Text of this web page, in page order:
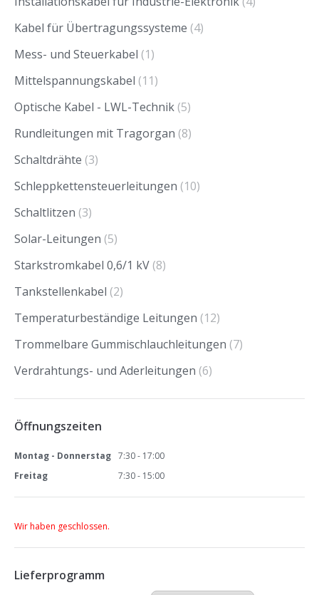
Kabel für Übertragungssysteme (4)
Mess- und Steuerkabel (1)
Mittelspannungskabel (11)
Optische Kabel - LWL-Technik (5)
Rundleitungen mit Tragorgan (8)
Schaltdrähte (3)
Schleppkettensteuerleitungen (10)
Schaltlitzen (3)
Solar-Leitungen (5)
Starkstromkabel 0,6/1 kV (8)
Tankstellenkabel (2)
Temperaturbeständige Leitungen (12)
Trommelbare Gummischlauchleitungen (7)
Verdrahtungs- und Aderleitungen (6)
Öffnungszeiten
Montag - Donnerstag 7:30 - 17:00
Freitag
7:30 - 15:00
Wir haben geschlossen.
Lieferprogramm